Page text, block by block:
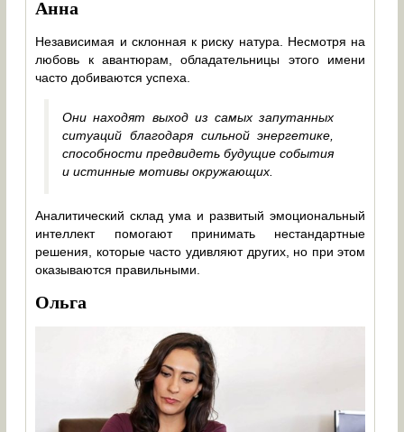
Анна
Независимая и склонная к риску натура. Несмотря на
любовь к авантюрам, обладательницы этого имени
часто добиваются успеха.
Они находят выход из самых запутанных
ситуаций благодаря сильной энергетике,
способности предвидеть будущие события
и истинные мотивы окружающих.
Аналитический склад ума и развитый эмоциональный
интеллект помогают принимать нестандартные
решения, которые часто удивляют других, но при этом
оказываются правильными.
Ольга